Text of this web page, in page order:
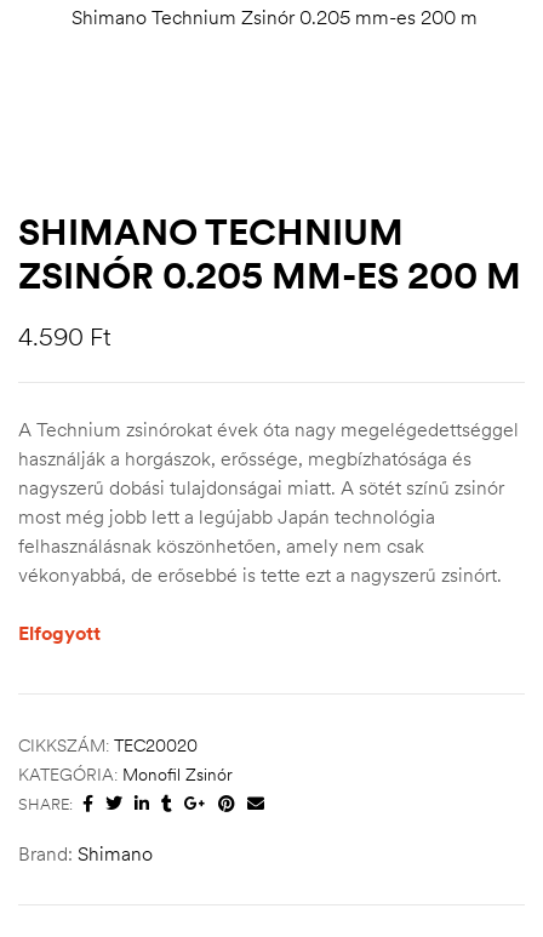
Shimano Technium Zsinór 0.205 mm-es 200 m
SHIMANO TECHNIUM
ZSINÓR 0.205 MM-ES 200 M
4.590 Ft
A Technium zsinórokat évek óta nagy megelégedettséggel
használják a horgászok, erőssége, megbízhatósága és
nagyszerű dobási tulajdonságai miatt. A sötét színű zsinór
most még jobb lett a legújabb Japán technológia
felhasználásnak köszönhetően, amely nem csak
vékonyabbá, de erősebbé is tette ezt a nagyszerű zsinórt.
Elfogyott
CIKKSZÁM: TEC20020
KATEGÓRIA: Monofil Zsinór
SHARE:
Brand: Shimano